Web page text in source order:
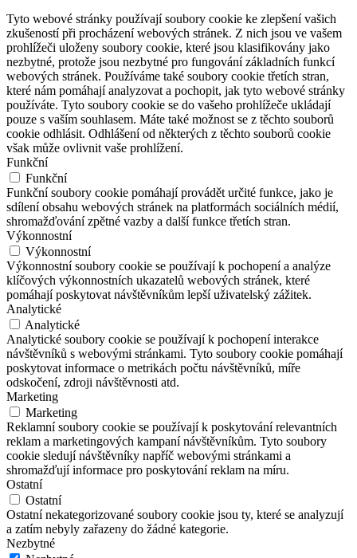
Tyto webové stránky používají soubory cookie ke zlepšení vašich
zkušeností při procházení webových stránek. Z nich jsou ve vašem
prohlížeči uloženy soubory cookie, které jsou klasifikovány jako
nezbytné, protože jsou nezbytné pro fungování základních funkcí
webových stránek. Používáme také soubory cookie třetích stran,
které nám pomáhají analyzovat a pochopit, jak tyto webové stránky
používáte. Tyto soubory cookie se do vašeho prohlížeče ukládají
pouze s vaším souhlasem. Máte také možnost se z těchto souborů
cookie odhlásit. Odhlášení od některých z těchto souborů cookie
však může ovlivnit vaše prohlížení.
Funkční
Funkční
Funkční soubory cookie pomáhají provádět určité funkce, jako je
sdílení obsahu webových stránek na platformách sociálních médií,
shromažďování zpětné vazby a další funkce třetích stran.
Výkonnostní
Výkonnostní
Výkonnostní soubory cookie se používají k pochopení a analýze
klíčových výkonnostních ukazatelů webových stránek, které
pomáhají poskytovat návštěvníkům lepší uživatelský zážitek.
Analytické
Analytické
Analytické soubory cookie se používají k pochopení interakce
návštěvníků s webovými stránkami. Tyto soubory cookie pomáhají
poskytovat informace o metrikách počtu návštěvníků, míře
odskočení, zdroji návštěvnosti atd.
Marketing
Marketing
Reklamní soubory cookie se používají k poskytování relevantních
reklam a marketingových kampaní návštěvníkům. Tyto soubory
cookie sledují návštěvníky napříč webovými stránkami a
shromažďují informace pro poskytování reklam na míru.
Ostatní
Ostatní
Ostatní nekategorizované soubory cookie jsou ty, které se analyzují
a zatím nebyly zařazeny do žádné kategorie.
Nezbytné